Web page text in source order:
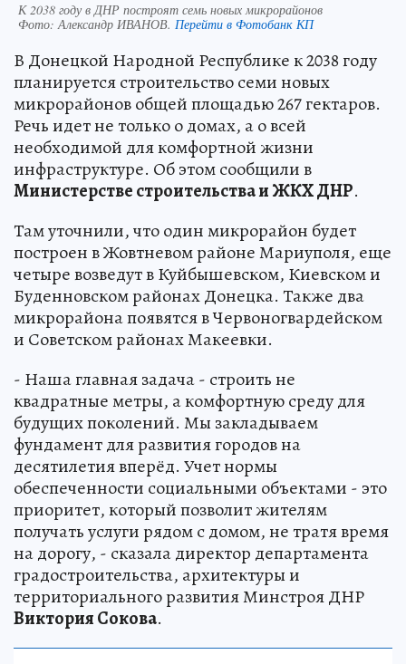
К 2038 году в ДНР построят семь новых микрорайонов
Фото:Александр ИВАНОВ. Перейти в Фотобанк КП
В Донецкой Народной Республике к 2038 году
планируется строительство семи новых
микрорайонов общей площадью 267 гектаров.
Речь идет не только о домах, а о всей
необходимой для комфортной жизни
инфраструктуре. Об этом сообщили в
Министерстве строительства и ЖКХ ДНР.
Там уточнили, что один микрорайон будет
построен в Жовтневом районе Мариуполя, еще
четыре возведут в Куйбышевском, Киевском и
Буденновском районах Донецка. Также два
микрорайона появятся в Червоногвардейском
и Советском районах Макеевки.
- Наша главная задача - строить не
квадратные метры, а комфортную среду для
будущих поколений. Мы закладываем
фундамент для развития городов на
десятилетия вперёд. Учет нормы
обеспеченности социальными объектами - это
приоритет, который позволит жителям
получать услуги рядом с домом, не тратя время
на дорогу, - сказала директор департамента
градостроительства, архитектуры и
территориального развития Минстроя ДНР
Виктория Сокова.